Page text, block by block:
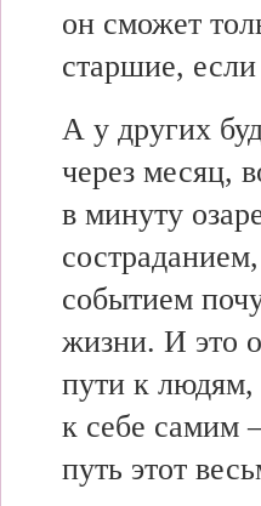
он сможет
старшие, если
А у других
через месяц,
в минуту
событием
жизни. И это
пути к
к себе самим
путь этот